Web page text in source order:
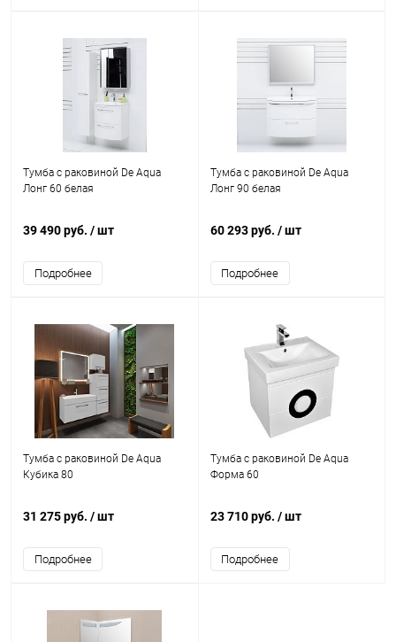
Тумба с раковиной De Aqua
Лонг 60 белая
39 490 руб. / шт
Подробнее
Тумба с раковиной De Aqua
Лонг 90 белая
60 293 руб. / шт
Подробнее
Тумба с раковиной De Aqua
Кубика 80
31 275 руб. / шт
Подробнее
Тумба с раковиной De Aqua
Форма 60
23 710 руб. / шт
Подробнее